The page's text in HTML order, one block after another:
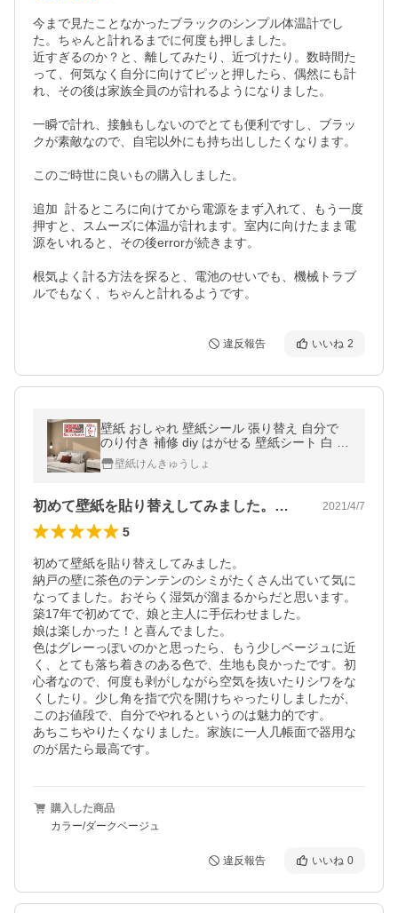
今まで見たことなかったブラックのシンプル体温計でし
た。ちゃんと計れるまでに何度も押しました。
近すぎるのか？と、離してみたり、近づけたり。数時間た
って、何気なく自分に向けてピッと押したら、偶然にも計
れ、その後は家族全員のが計れるようになりました。
一瞬で計れ、接触もしないのでとても便利ですし、ブラッ
クが素敵なので、自宅以外にも持ち出ししたくなります。
このご時世に良いもの購入しました。
追加  計るところに向けてから電源をまず入れて、もう一度
押すと、スムーズに体温が計れます。室内に向けたまま電
源をいれると、その後errorが続きます。
根気よく計る方法を探ると、電池のせいでも、機械トラブ
ルでもなく、ちゃんと計れるようです。
違反報告 いいね 2
壁紙 おしゃれ 壁紙シール 張り替え 自分で
のり付き 補修 diy はがせる 壁紙シート 白 レ
ンガ調 木目柄 北欧 無地 床 防水
壁紙けんきゅうしょ
初めて壁紙を貼り替えしてみました。納戸… 2021/4/7
5
初めて壁紙を貼り替えしてみました。
納戸の壁に茶色のテンテンのシミがたくさん出ていて気に
なってました。おそらく湿気が溜まるからだと思います。
築17年で初めてで、娘と主人に手伝わせました。
娘は楽しかった！と喜んでました。
色はグレーっぽいのかと思ったら、もう少しベージュに近
く、とても落ち着きのある色で、生地も良かったです。初
心者なので、何度も剥がしながら空気を抜いたりシワをな
くしたり。少し角を指で穴を開けちゃったりしましたが、
このお値段で、自分でやれるというのは魅力的です。
あちこちやりたくなりました。家族に一人几帳面で器用な
のが居たら最高です。
購入した商品
カラー/ダークベージュ
違反報告 いいね 0